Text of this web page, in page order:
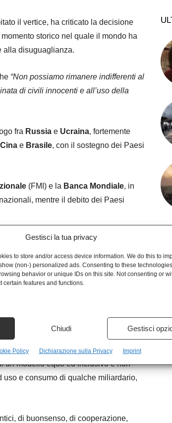
Gestisci la tua privacy
to store and/or access device information. We do this to
(non-) personalized ads. Consenting to these
behavior or unique IDs on this site. Not consenting or
certain features and functions.
Chiudi Gestisci
Policy Dichiarazione sulla Privacy Imprint
il vertice, ha criticato la decisione
storico nel quale il mondo ha
alla disuguaglianza.
“Non possiamo rimanere indifferenti al
di civili innocenti e all’uso della
fra Russia e Ucraina, fortemente
Cina e Brasile, con il sostegno dei Paesi
(FMI) e la Banca Mondiale, in
mentre il debito dei Paesi
nell’ambito del FMI, passando
che i Paesi BRICS effettivamente
capitalismo, responsabile
è necessario che i più ricchi paghino
adottare una governance per
un modello equo ed inclusivo e non
e consumo di qualche miliardario,
di buonsenso, di cooperazione,